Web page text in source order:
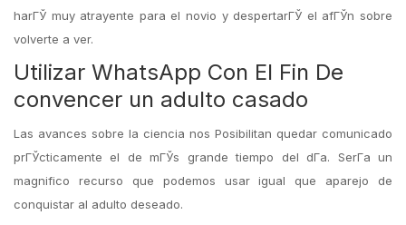
harГЎ muy atrayente para el novio y despertarГЎ el afГЎn sobre
volverte a ver.
Utilizar WhatsApp Con El Fin De
convencer un adulto casado
Las avances sobre la ciencia nos Posibilitan quedar comunicado
prГЎcticamente el de mГЎs grande tiempo del dГ­a. SerГ­a un
magnifico recurso que podemos usar igual que aparejo de
conquistar al adulto deseado.